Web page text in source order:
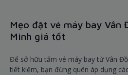
Mẹo đặt vé máy bay Vân
Minh giá tốt
Để sở hữu tấm vé máy bay từ Vân
tiết kiệm, bạn đừng quên áp dụng